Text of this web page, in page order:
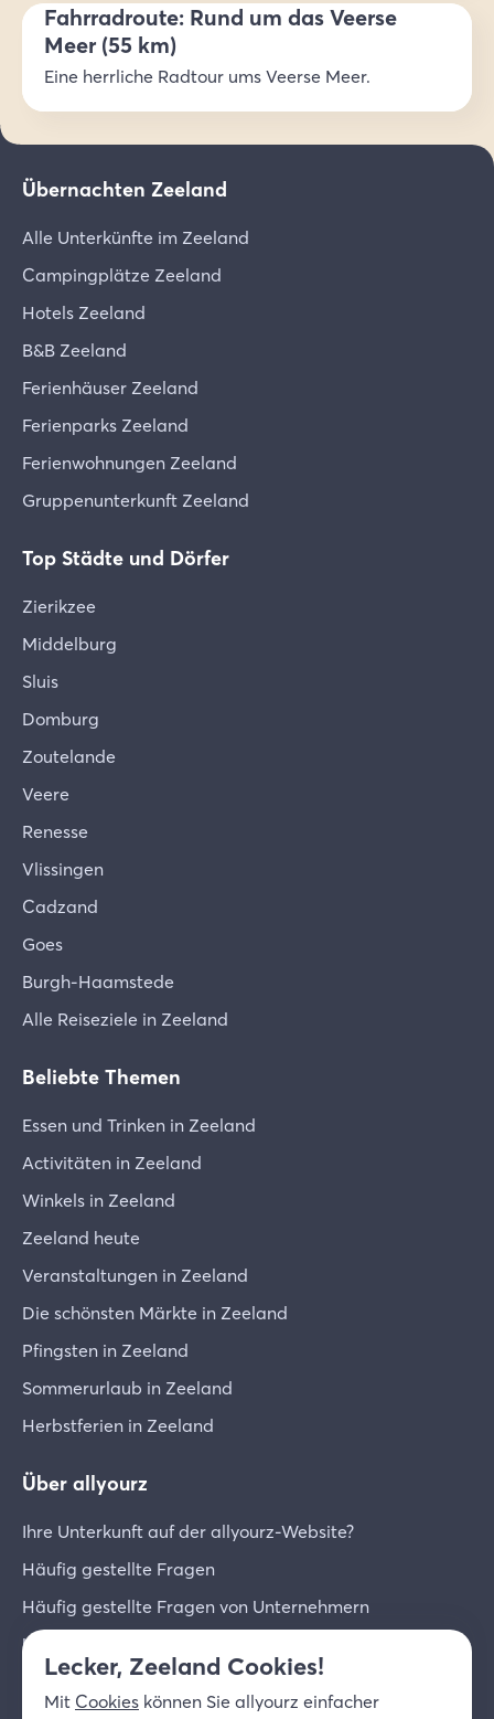
Fahrradroute: Rund um das Veerse
Meer (55 km)
Eine herrliche Radtour ums Veerse Meer.
Übernachten Zeeland
Alle Unterkünfte im Zeeland
Campingplätze Zeeland
Hotels Zeeland
B&B Zeeland
Ferienhäuser Zeeland
Ferienparks Zeeland
Ferienwohnungen Zeeland
Gruppenunterkunft Zeeland
Top Städte und Dörfer
Zierikzee
Middelburg
Sluis
Domburg
Zoutelande
Veere
Renesse
Vlissingen
Cadzand
Goes
Burgh-Haamstede
Alle Reiseziele in Zeeland
Beliebte Themen
Essen und Trinken in Zeeland
Activitäten in Zeeland
Winkels in Zeeland
Zeeland heute
Veranstaltungen in Zeeland
Die schönsten Märkte in Zeeland
Pfingsten in Zeeland
Sommerurlaub in Zeeland
Herbstferien in Zeeland
Über allyourz
Ihre Unterkunft auf der allyourz-Website?
Häufig gestellte Fragen
Häufig gestellte Fragen von Unternehmern
Unternehmer-Login
Über uns
Lecker, Zeeland Cookies!
Mit Cookies können Sie allyourz einfacher